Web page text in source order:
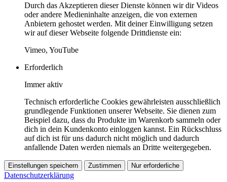
Durch das Akzeptieren dieser Dienste können wir dir Videos
oder andere Medieninhalte anzeigen, die von externen
Anbietern gehostet werden. Mit deiner Einwilligung setzen
wir auf dieser Webseite folgende Drittdienste ein:
Vimeo, YouTube
Erforderlich
Immer aktiv
Technisch erforderliche Cookies gewährleisten ausschließlich
grundlegende Funktionen unserer Webseite. Sie dienen zum
Beispiel dazu, dass du Produkte im Warenkorb sammeln oder
dich in dein Kundenkonto einloggen kannst. Ein Rückschluss
auf dich ist für uns dadurch nicht möglich und dadurch
anfallende Daten werden niemals an Dritte weitergegeben.
Einstellungen speichern Zustimmen Nur erforderliche
Datenschutzerklärung